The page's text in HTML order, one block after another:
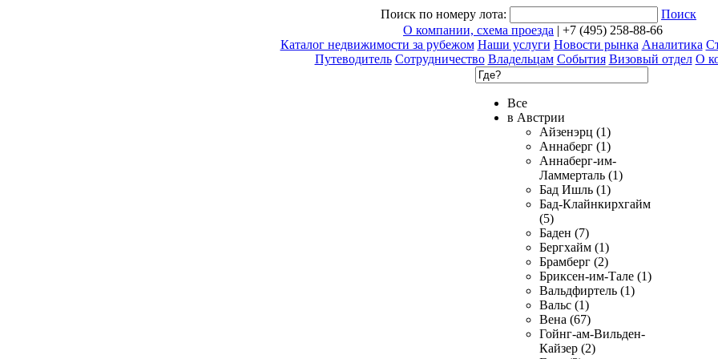
Поиск по номеру лота:
Поиск
О компании, схема проезда | +7 (495) 258-88-66
Каталог недвижимости за рубежом Наши услуги Новости рынка Аналитика
Путеводитель Сотрудничество Владельцам События Визовый отдел О
Все
в Австрии
Айзенэрц (1)
Аннаберг (1)
Аннаберг-им-
Ламмерталь (1)
Бад Ишль (1)
Бад-Клайнкирхгайм
(5)
Баден (7)
Бергхайм (1)
Брамберг (2)
Бриксен-им-Тале (1)
Вальдфиртель (1)
Вальс (1)
Вена (67)
Гойнг-ам-Вильден-
Кайзер (2)